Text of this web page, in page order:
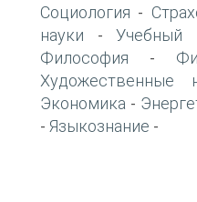
Социология -
науки - Учебный
Философия -
Художественные
Экономика -
- Языкознание -